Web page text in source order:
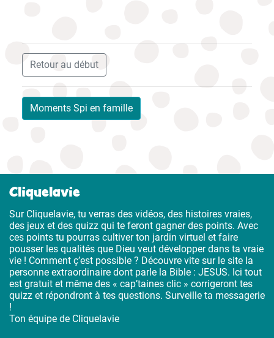
Retour au début
Moments Spi en famille
Cliquelavie
Sur Cliquelavie, tu verras des vidéos, des histoires vraies,
des jeux et des quizz qui te feront gagner des points. Avec
ces points tu pourras cultiver ton jardin virtuel et faire
pousser les qualités que Dieu veut développer dans ta vraie
vie ! Comment ç’est possible ? Découvre vite sur le site la
personne extraordinaire dont parle la Bible : JESUS. Ici tout
est gratuit et même des « cap’taines clic » corrigeront tes
quizz et répondront à tes questions. Surveille ta messagerie
!
Ton équipe de Cliquelavie